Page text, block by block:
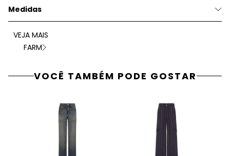
Medidas
VEJA MAIS
FARM
VOCÊ TAMBÉM PODE GOSTAR